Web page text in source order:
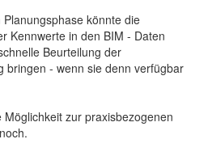
könnte die
Kennwerte in den BIM - Daten
Beurteilung der
bringen - wenn sie denn verfügbar
zur praxisbezogenen